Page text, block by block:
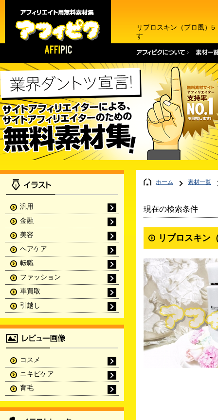
リプロスキン（プロ風）
す
ホーム 素材一覧
現在の検索条件
リプロスキン
汎用
金融
美容
ヘアケア
転職
ファッション
車買取
引越し
コスメ
ニキビケア
育毛